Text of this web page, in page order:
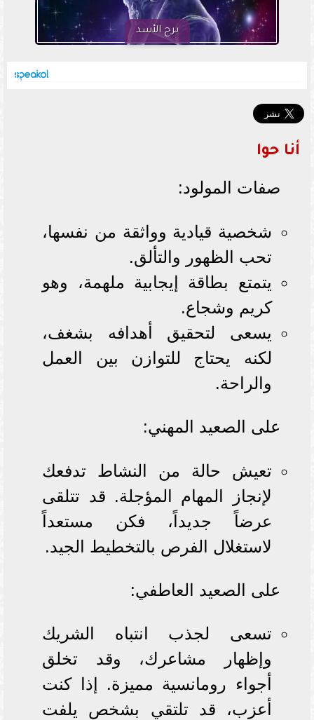
برج الأسد
أنا حوا
صفات المولود:
شخصية قيادية وواثقة من نفسها،
تحب الظهور والتألق.
يتمتع بطاقة إيجابية ملهمة، وهو
كريم وشجاع.
يسعى لتحقيق أهدافه بشغف،
لكنه يحتاج للتوازن بين العمل
والراحة.
على الصعيد المهني:
تعيش حالة من النشاط تدفعك
لإنجاز المهام المؤجلة. قد تتلقى
عرضاً جديداً، فكن مستعداً
لاستغلال الفرص بالتخطيط الجيد.
على الصعيد العاطفي:
تسعى لجذب انتباه الشريك
وإظهار مشاعرك، وقد تخلق
أجواء رومانسية مميزة. إذا كنت
أعزب، قد تلتقي بشخص يلفت